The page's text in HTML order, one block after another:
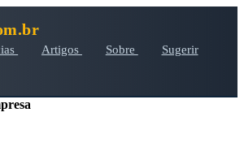
Artigos Sobre
Sugerir